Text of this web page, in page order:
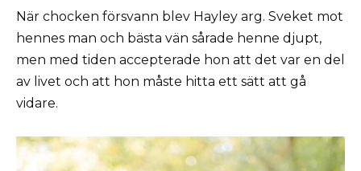
När chocken försvann blev Hayley arg. Sveket mot
hennes man och bästa vän sårade henne djupt,
men med tiden accepterade hon att det var en del
av livet och att hon måste hitta ett sätt att gå
vidare.